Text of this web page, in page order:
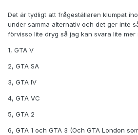
Det är tydligt att frågeställaren klumpat
under samma alternativ och det ger inte
förvisso lite dryg så jag kan svara lite mer
1, GTA V
2, GTA SA
3, GTA IV
4, GTA VC
5, GTA 2
6, GTA 1 och GTA 3 (Och GTA London